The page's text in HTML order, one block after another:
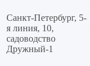
Санкт-Петербург, 5-
я линия, 10,
садоводство
Дружный-1